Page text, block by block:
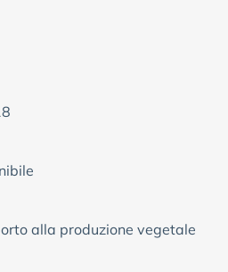
alla produzione vegetale